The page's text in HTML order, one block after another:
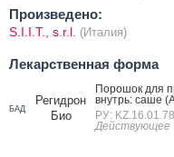
Произведено:
S.I.I.T., s.r.l. (Италия)
Лекарственная форма
БАД
Регидрон
Био
Порошок для
внутрь: саше
РУ:
Действующее